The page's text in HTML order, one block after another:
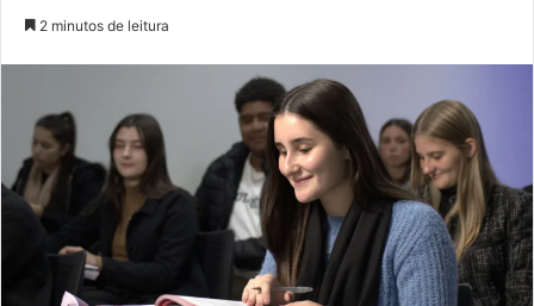
2 minutos de leitura